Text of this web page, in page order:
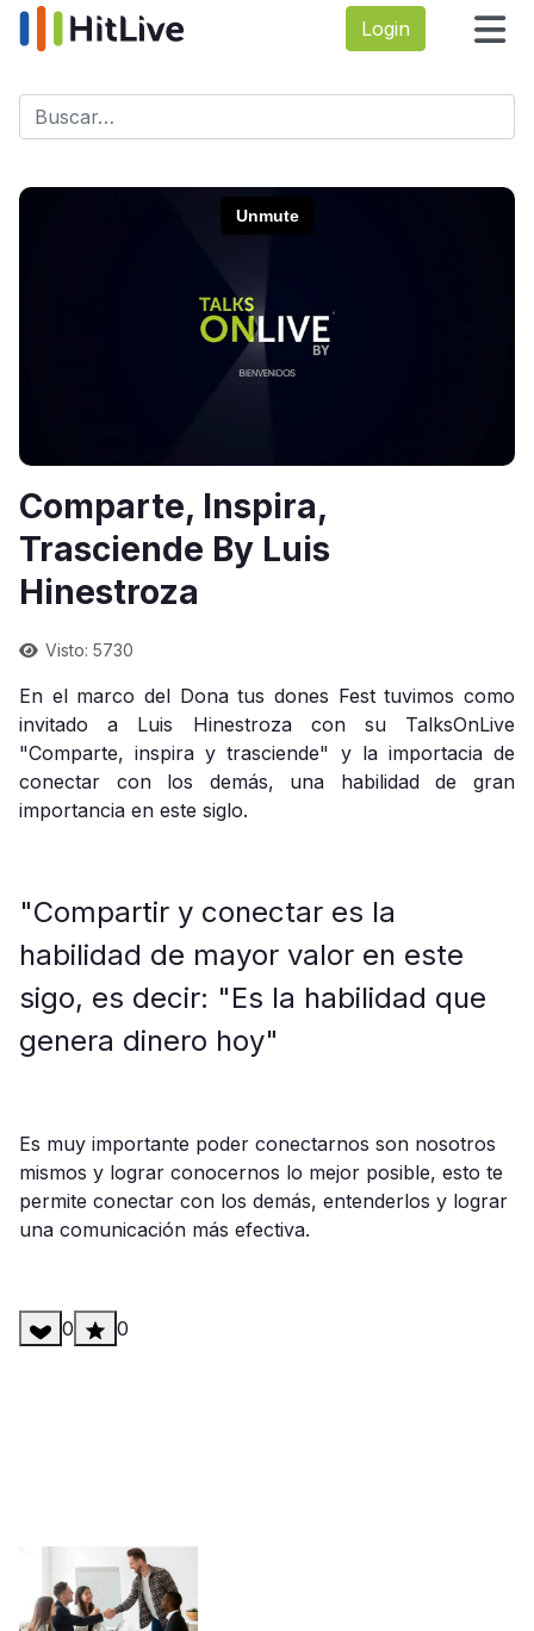
Login
Buscar
Comparte, Inspira,
Trasciende By Luis
Hinestroza
Visto: 5730
En el marco del Dona tus dones Fest tuvimos como
invitado a Luis Hinestroza con su TalksOnLive
"Comparte, inspira y trasciende" y la importacia de
conectar con los demás, una habilidad de gran
importancia en este siglo.
"Compartir y conectar es la
habilidad de mayor valor en este
sigo, es decir: "Es la habilidad que
genera dinero hoy"
Es muy importante poder conectarnos son nosotros
mismos y lograr conocernos lo mejor posible, esto te
permite conectar con los demás, entenderlos y lograr
una comunicación más efectiva.
0 0